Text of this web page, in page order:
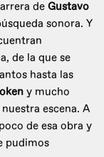
de Gustavo
sonora. Y
de la que se
hasta las
y mucho
escena. A
de esa obra y
pudimos